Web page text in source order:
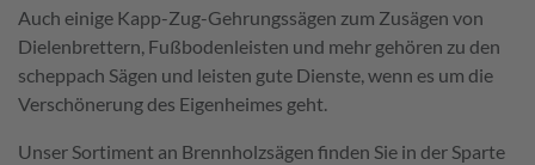
Auch einige Kapp-Zug-Gehrungssägen zum Zusägen von
Dielenbrettern, Fußbodenleisten und mehr gehören zu den
scheppach Sägen und leisten gute Dienste, wenn es um die
Verschönerung des Eigenheimes geht.
Unser Sortiment an Brennholzsägen finden Sie in der Sparte